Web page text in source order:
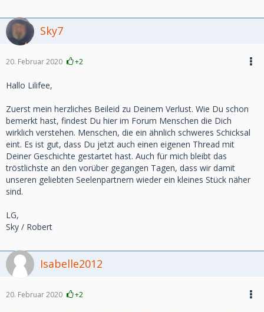
Sky7
20. Februar 2020 +2
Hallo Lilifee,
Zuerst mein herzliches Beileid zu Deinem Verlust. Wie Du schon
bemerkt hast, findest Du hier im Forum Menschen die Dich
wirklich verstehen. Menschen, die ein ähnlich schweres Schicksal
eint. Es ist gut, dass Du jetzt auch einen eigenen Thread mit
Deiner Geschichte gestartet hast. Auch für mich bleibt das
tröstlichste an den vorüber gegangen Tagen, dass wir damit
unseren geliebten Seelenpartnern wieder ein kleines Stück näher
sind.
LG,
Sky / Robert
Isabelle2012
20. Februar 2020 +2